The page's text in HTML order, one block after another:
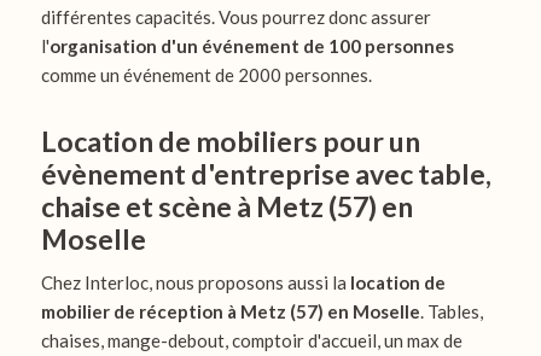
différentes capacités. Vous pourrez donc assurer
l'organisation d'un événement de 100 personnes
comme un événement de 2000 personnes.
Location de mobiliers pour un
évènement d'entreprise avec table,
chaise et scène à Metz (57) en
Moselle
Chez Interloc, nous proposons aussi la location de
mobilier de réception à Metz (57) en Moselle. Tables,
chaises, mange-debout, comptoir d'accueil, un max de